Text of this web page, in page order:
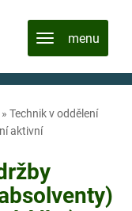
» Technik v oddělení
aktivní